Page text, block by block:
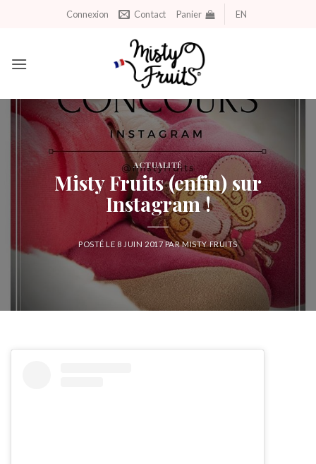
Connexion Contact Panier EN
ACTUALITÉ
Misty Fruits (enfin) sur
Instagram !
POSTÉ LE 8 JUIN 2017PARMISTY FRUITS